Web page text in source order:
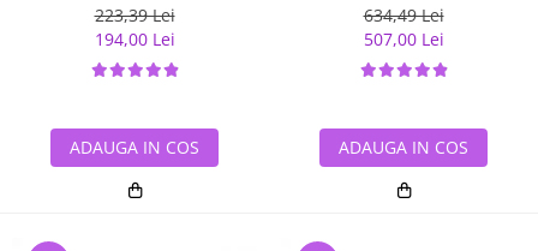
223,39 Lei
194,00 Lei
ADAUGA IN COS
634,49 Lei
507,00 Lei
ADAUGA IN COS